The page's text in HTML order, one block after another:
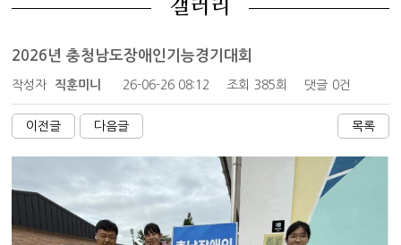
갤러리
2026년 충청남도장애인기능경기대회
작성자 직훈미니 26-06-26 08:12 조회 385회 댓글 0건
이전글 다음글 목록